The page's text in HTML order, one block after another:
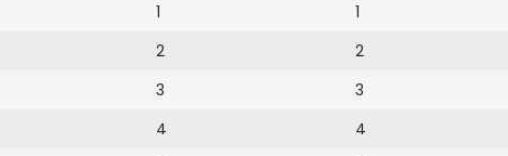
1
2
3
4
1
2
3
4